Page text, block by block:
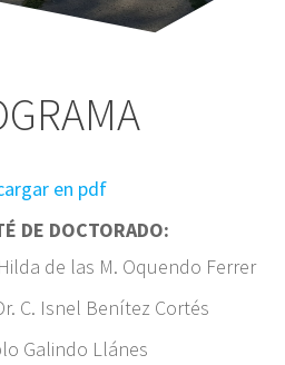
en pdf
DE DOCTORADO:
de las M. Oquendo Ferrer
Isnel Benítez Cortés
Galindo Llánes